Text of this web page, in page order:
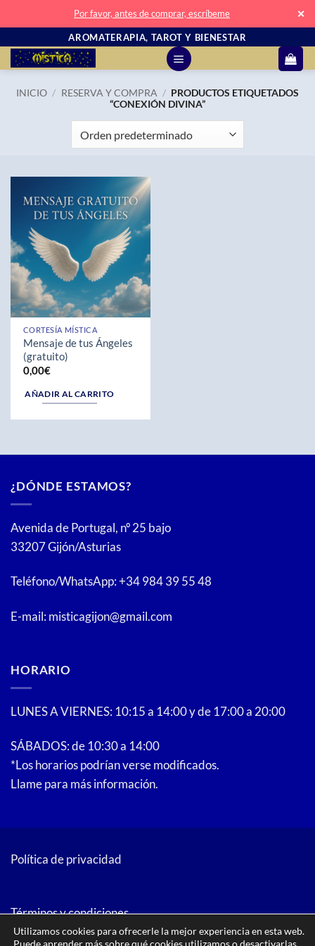
Por favor, antes de comprar, escríbeme ✕
contenido
AROMATERAPIA, TAROT Y BIENESTAR
INICIO / RESERVA Y COMPRA / PRODUCTOS ETIQUETADOS
“CONEXIÓN DIVINA”
CORTESÍA MÍSTICA
Mensaje de tus Ángeles
(gratuito)
0,00€
AÑADIR AL CARRITO
¿DÓNDE ESTAMOS?
Avenida de Portugal, nº 25 bajo
33207 Gijón/Asturias
Teléfono/WhatsApp: +34 984 39 55 48
E-mail: misticagijon@gmail.com
HORARIO
LUNES A VIERNES: 10:15 a 14:00 y de 17:00 a 20:00
SÁBADOS: de 10:30 a 14:00
*Los horarios podrían verse modificados.
Llame para más información.
Política de privacidad
Términos y condiciones
Utilizamos cookies para ofrecerle la mejor experiencia en esta web.
Puede aprender más sobre qué cookies utilizamos o desactivarlas